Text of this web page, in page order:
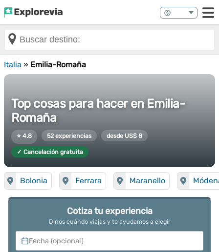
Italia » Emilia-Romaña
Top cosas para hacer en Emilia-
Romaña
⭐ 4.8 52 experiencias desde US$ 8
✓ Cancelación gratuita
Bolonia Ferrara Maranello
Cotiza tu experiencia
Dinos cuándo viajas y te ayudamos a elegir
Fecha (opcional)